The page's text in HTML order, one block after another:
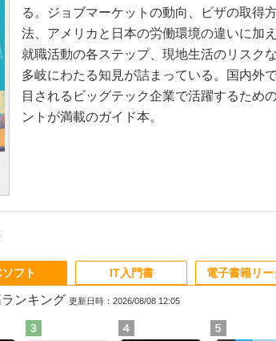
る。ジョブマーケットの動向、ビザの取得
法、アメリカと日本の労働環境の違いに加え
就職活動の各ステップ、現地生活のリスク
多岐にわたる知見が詰まっている。国内外
目されるビッグテック企業で活躍するため
ントが満載のガイド本。
ソフト
ンキング 更新日時：2026/08/08 12:05
IT入門書 電子書籍リ